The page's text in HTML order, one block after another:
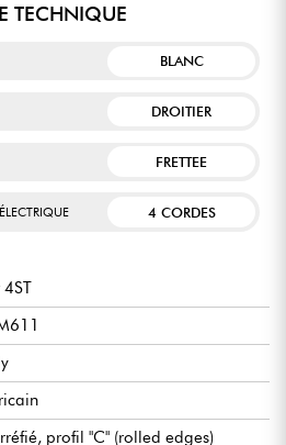
TECHNIQUE
BLANC
DROITIER
FRETTEE
4 CORDES
4ST
profil "C" (rolled edges)